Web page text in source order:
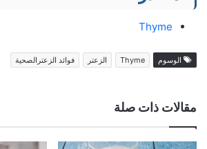
Thyme
الوسوم Thyme الزعتر فوائد الزعترالصحية
مقالات ذات صلة